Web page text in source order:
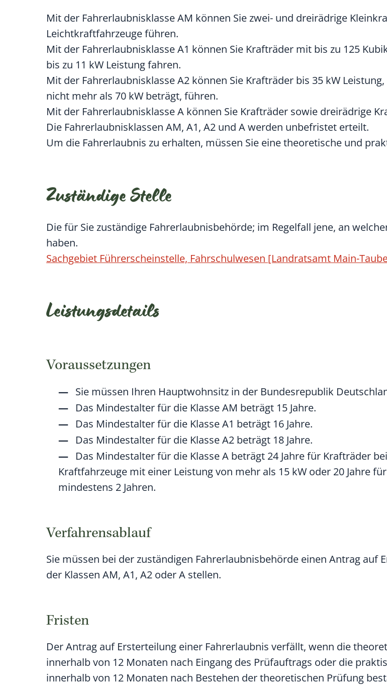
Mit der Fahrerlaubnisklasse AM können Sie zwei- und dreirädrige
Leichtkraftfahrzeuge führen.
Mit der Fahrerlaubnisklasse A1 können Sie Krafträder mit bis zu 125
bis zu 11 kW Leistung fahren.
Mit der Fahrerlaubnisklasse A2 können Sie Krafträder bis 35 kW
nicht mehr als 70 kW beträgt, führen.
Mit der Fahrerlaubnisklasse A können Sie Krafträder sowie dreirädrige
Die Fahrerlaubnisklassen AM, A1, A2 und A werden unbefristet erteilt.
Um die Fahrerlaubnis zu erhalten, müssen Sie eine theoretische und
Zuständige Stelle
Die für Sie zuständige Fahrerlaubnisbehörde; im Regelfall jene, an
haben.
Sachgebiet Führerscheinstelle, Fahrschulwesen [Landratsamt Main-
Leistungsdetails
Voraussetzungen
Sie müssen Ihren Hauptwohnsitz in der Bundesrepublik
Das Mindestalter für die Klasse AM beträgt 15 Jahre.
Das Mindestalter für die Klasse A1 beträgt 16 Jahre.
Das Mindestalter für die Klasse A2 beträgt 18 Jahre.
Das Mindestalter für die Klasse A beträgt 24 Jahre für Krafträder
Kraftfahrzeuge mit einer Leistung von mehr als 15 kW oder 20 Jahre
mindestens 2 Jahren.
Verfahrensablauf
Sie müssen bei der zuständigen Fahrerlaubnisbehörde einen Antrag auf
der Klassen AM, A1, A2 oder A stellen.
Fristen
Der Antrag auf Ersterteilung einer Fahrerlaubnis verfällt, wenn die
innerhalb von 12 Monaten nach Eingang des Prüfauftrags oder die
innerhalb von 12 Monaten nach Bestehen der theoretischen Prüfung